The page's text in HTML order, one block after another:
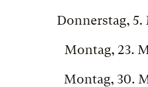
Donnerstag, 5.
Montag, 23.
Montag, 30.